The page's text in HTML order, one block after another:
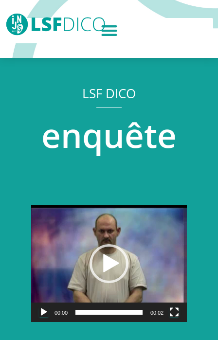
LSF DICO
enquête
Lecteur
vidéo
00:00 00:02